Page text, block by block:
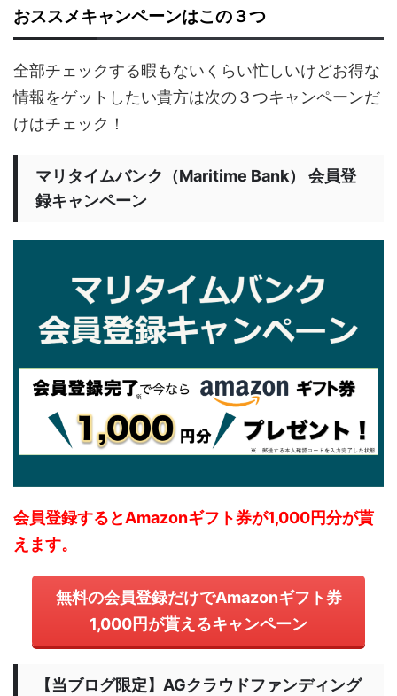
おススメキャンペーンはこの３つ
全部チェックする暇もないくらい忙しいけどお得な
情報をゲットしたい貴方は次の３つキャンペーンだ
けはチェック！
マリタイムバンク（Maritime Bank） 会員登
録キャンペーン
会員登録するとAmazonギフト券が1,000円分が貰
えます。
無料の会員登録だけでAmazonギフト券
1,000円が貰えるキャンペーン
【当ブログ限定】AGクラウドファンディング